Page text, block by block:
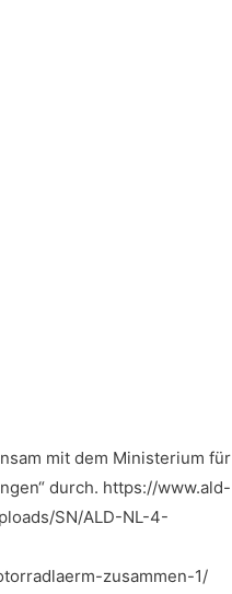
mit dem Ministerium für
durch. https://www.ald-
SN/ALD-NL-4-
zusammen-1/